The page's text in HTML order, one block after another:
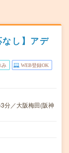
し】アデ
み WEB登録OK
分／大阪梅田(阪神